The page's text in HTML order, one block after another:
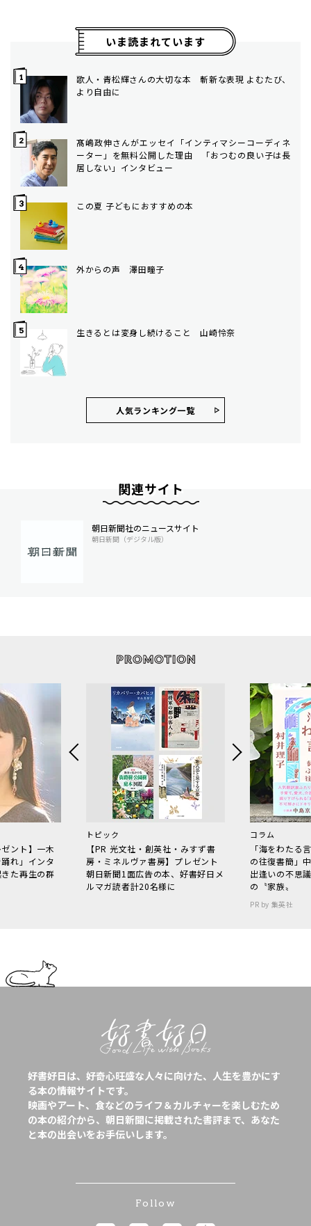
いま読まれています
歌人・青松輝さんの大切な本 斬新な表現 よむたび、
より自由に
髙嶋政伸さんがエッセイ「インティマシーコーディネ
ーター」を無料公開した理由 「おつむの良い子は長
居しない」インタビュー
この夏 子どもにおすすめの本
外からの声 澤田瞳子
生きるとは変身し続けること 山崎怜奈
人気ランキング⼀覧
関連サイト
朝日新聞社のニュースサイト
朝日新聞（デジタル版）
ント】一木
れ」インタ
た再生の群
トピック
【PR 光文社・創英社・みすず書
房・ミネルヴァ書房】プレゼント
朝日新聞1面広告の本、好書好日メ
ルマガ読者計20名様に
コラム
「海をわた
の往復書簡」
出逢いの不思
の〝家族〟
PR by 集英社
好書好日は、好奇心旺盛な人々に向けた、人生を豊かにす
る本の情報サイトです。
映画やアート、食などのライフ＆カルチャーを楽しむため
の本の紹介から、朝日新聞に掲載された書評まで、あなた
と本の出会いをお手伝いします。
Follow